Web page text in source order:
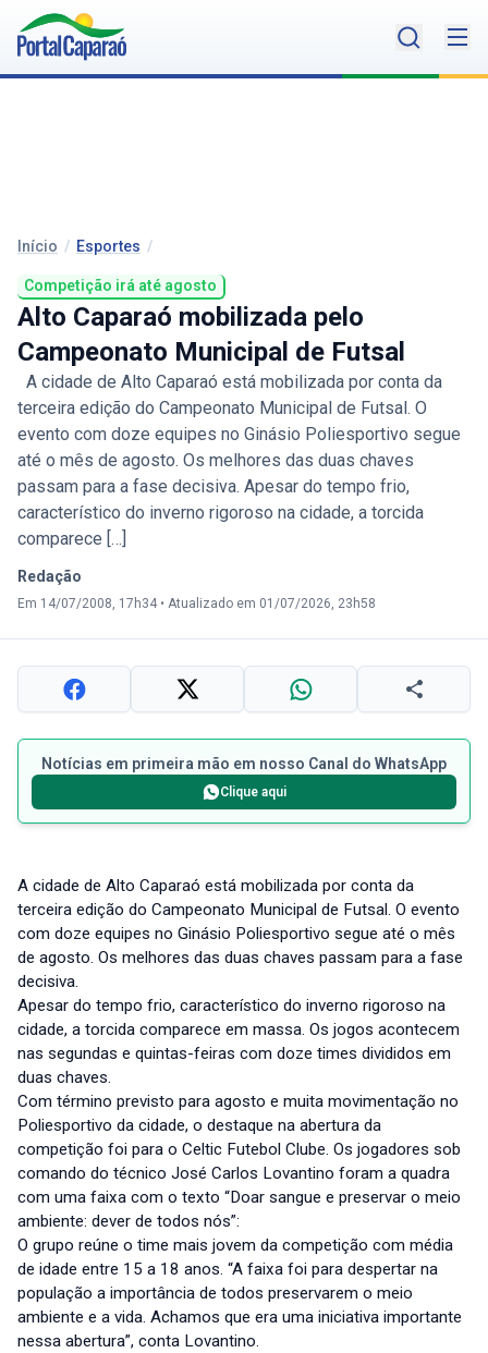
Início / Esportes /
Competição irá até agosto
Alto Caparaó mobilizada pelo
Campeonato Municipal de Futsal
A cidade de Alto Caparaó está mobilizada por conta da
terceira edição do Campeonato Municipal de Futsal. O
evento com doze equipes no Ginásio Poliesportivo segue
até o mês de agosto. Os melhores das duas chaves
passam para a fase decisiva. Apesar do tempo frio,
característico do inverno rigoroso na cidade, a torcida
comparece […]
Redação
Em 14/07/2008, 17h34 • Atualizado em 01/07/2026, 23h58
Notícias em primeira mão em nosso Canal do WhatsApp
Clique aqui
A cidade de Alto Caparaó está mobilizada por conta da
terceira edição do Campeonato Municipal de Futsal. O evento
com doze equipes no Ginásio Poliesportivo segue até o mês
de agosto. Os melhores das duas chaves passam para a fase
decisiva.
Apesar do tempo frio, característico do inverno rigoroso na
cidade, a torcida comparece em massa. Os jogos acontecem
nas segundas e quintas-feiras com doze times divididos em
duas chaves.
Com término previsto para agosto e muita movimentação no
Poliesportivo da cidade, o destaque na abertura da
competição foi para o Celtic Futebol Clube. Os jogadores sob
comando do técnico José Carlos Lovantino foram a quadra
com uma faixa com o texto “Doar sangue e preservar o meio
ambiente: dever de todos nós”:
O grupo reúne o time mais jovem da competição com média
de idade entre 15 a 18 anos. “A faixa foi para despertar na
população a importância de todos preservarem o meio
ambiente e a vida. Achamos que era uma iniciativa importante
nessa abertura”, conta Lovantino.